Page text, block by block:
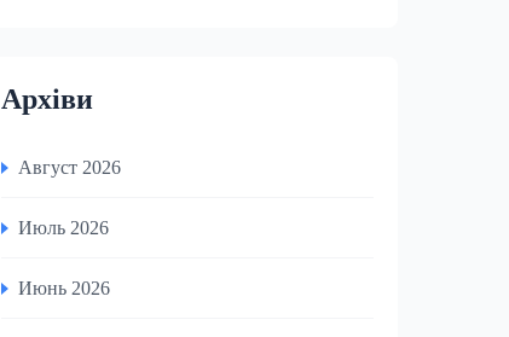
Архіви
Август 2026
Июль 2026
Июнь 2026